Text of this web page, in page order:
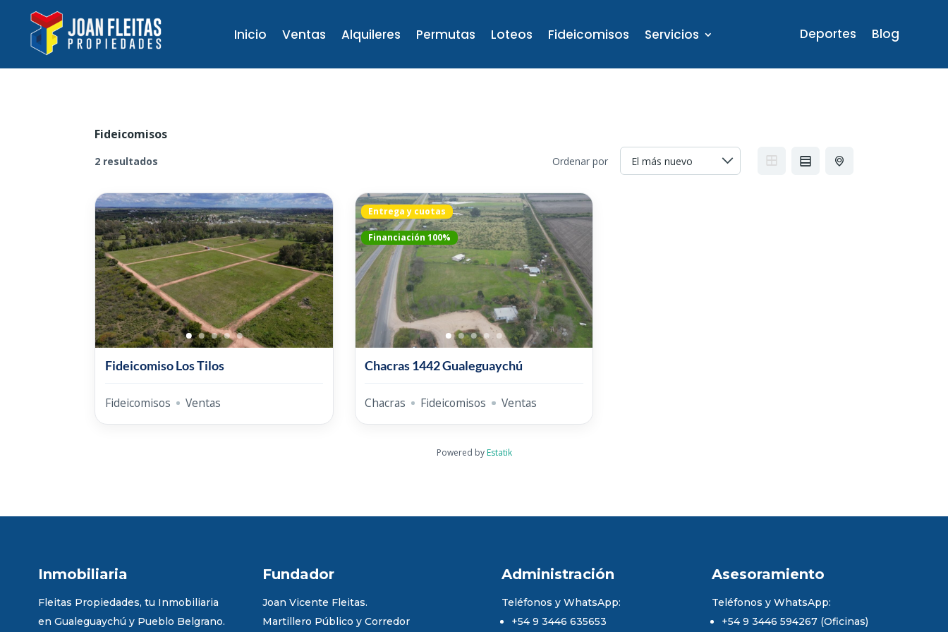
Inicio Ventas Alquileres Permutas Loteos Fideicomisos Servicios Deportes Blog
Fideicomisos
2 resultados Ordenar por
Fideicomiso Los Tilos
Fideicomisos Ventas
Entrega y cuotas
Financiación 100%
Chacras 1442 Gualeguaychú
Chacras Fideicomisos Ventas
Powered by Estatik
Inmobiliaria
Fleitas Propiedades, tu Inmobiliaria
en Gualeguaychú y Pueblo Belgrano.
Fundador
Joan Vicente Fleitas.
Martillero Público y Corredor
Administración
Teléfonos y WhatsApp:
+54 9 3446 635653
Asesoramiento
Teléfonos y WhatsApp:
+54 9 3446 594267 (Oficinas)